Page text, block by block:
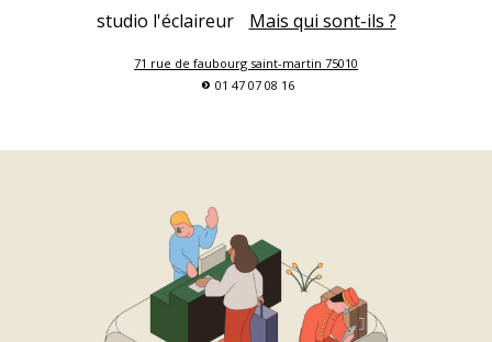
studio l'éclaireur Mais qui sont-ils ?
71 rue de faubourg saint-martin 75010
s 01 47 07 08 16